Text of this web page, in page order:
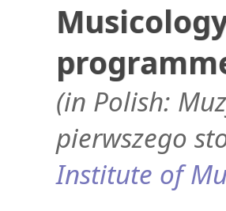
(in Polish:
pierwszego
Institute of